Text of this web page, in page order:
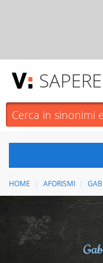
SAPERE
HOME AFORISMI